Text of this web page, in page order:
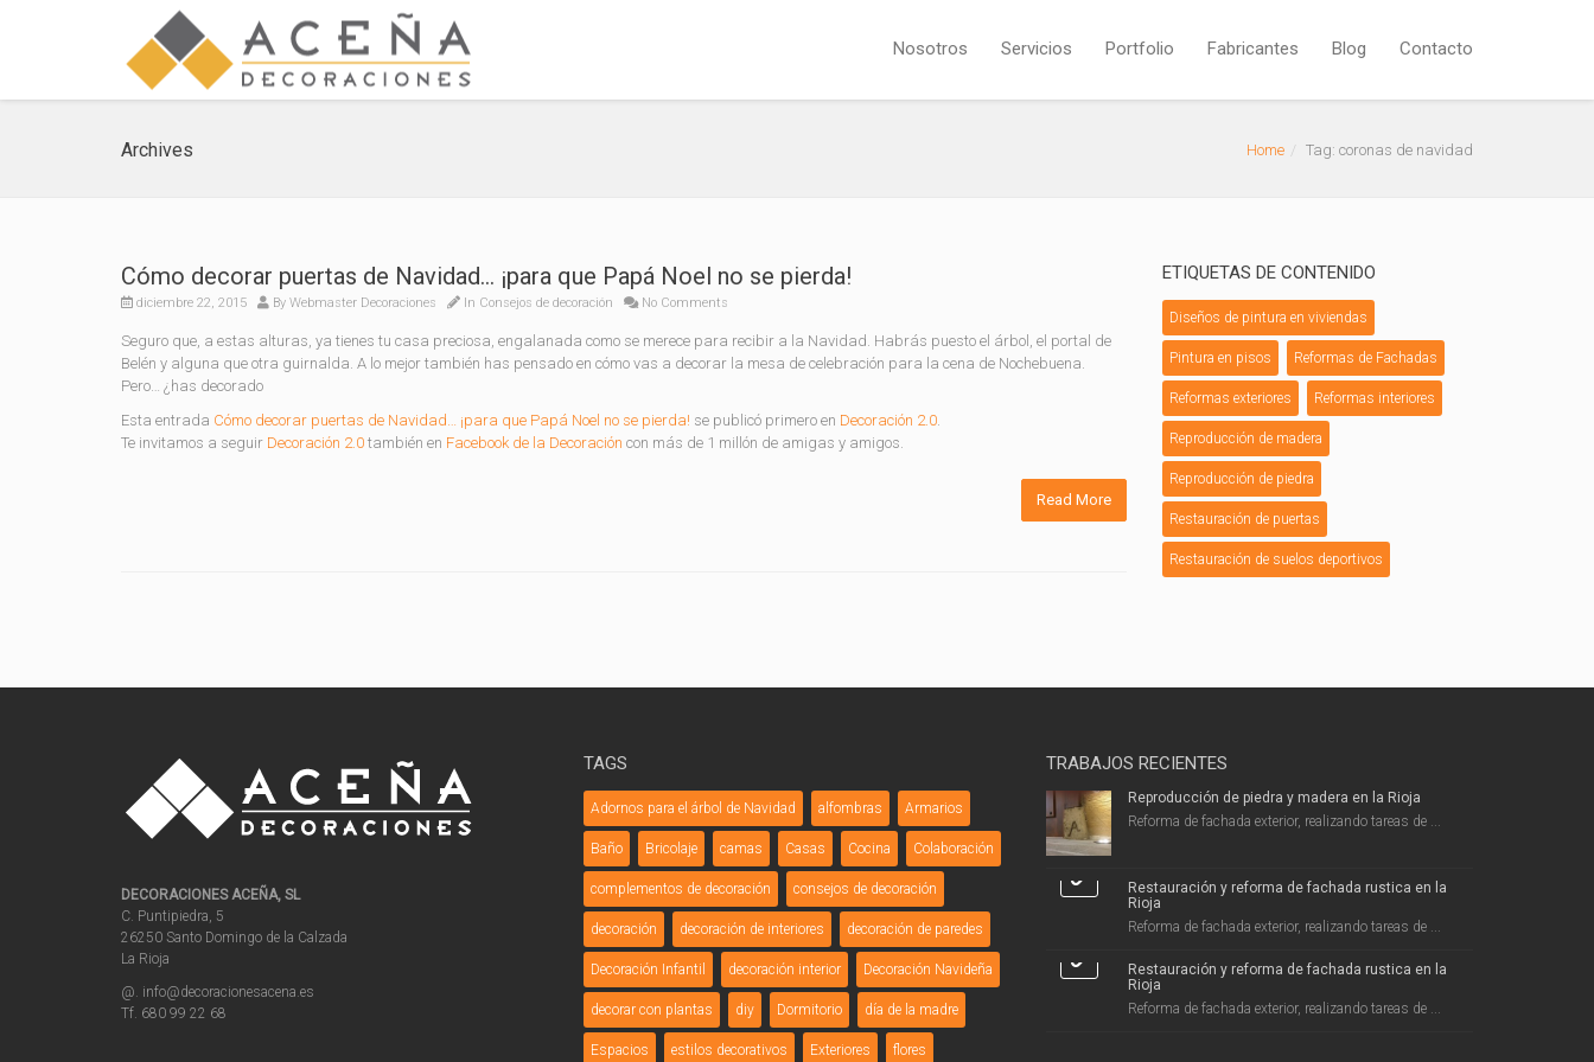
Nosotros Servicios Portfolio Fabricantes Blog Contacto
Archives Home Tag: coronas de navidad
Cómo decorar puertas de Navidad… ¡para que Papá Noel no se pierda!
diciembre 22, 2015 By Webmaster Decoraciones In Consejos de decoración No Comments
Seguro que, a estas alturas, ya tienes tu casa preciosa, engalanada como se merece para recibir a la Navidad. Habrás puesto el árbol, el portal de
Belén y alguna que otra guirnalda. A lo mejor también has pensado en cómo vas a decorar la mesa de celebración para la cena de Nochebuena.
Pero… ¿has decorado
Esta entrada Cómo decorar puertas de Navidad… ¡para que Papá Noel no se pierda! se publicó primero en Decoración 2.0.
Te invitamos a seguir Decoración 2.0 también en Facebook de la Decoración con más de 1 millón de amigas y amigos.
Read More
ETIQUETAS DE CONTENIDO
Diseños de pintura en viviendas
Pintura en pisos Reformas de Fachadas
Reformas exteriores Reformas interiores
Reproducción de madera
Reproducción de piedra
Restauración de puertas
Restauración de suelos deportivos
DECORACIONES ACEÑA, SL
C. Puntipiedra, 5
26250 Santo Domingo de la Calzada
La Rioja
@. info@decoracionesacena.es
Tf. 680 99 22 68
TAGS
Adornos para el árbol de Navidad alfombras Armarios
Baño Bricolaje camas Casas Cocina Colaboración
complementos de decoración consejos de decoración
decoración decoración de interiores decoración de paredes
Decoración Infantil decoración interior Decoración Navideña
decorar con plantas diy Dormitorio día de la madre
Espacios estilos decorativos Exteriores flores
TRABAJOS RECIENTES
Reproducción de piedra y madera en la Rioja
Reforma de fachada exterior, realizando tareas de ...
Restauración y reforma de fachada rustica en la
Rioja
Reforma de fachada exterior, realizando tareas de ...
Restauración y reforma de fachada rustica en la
Rioja
Reforma de fachada exterior, realizando tareas de ...